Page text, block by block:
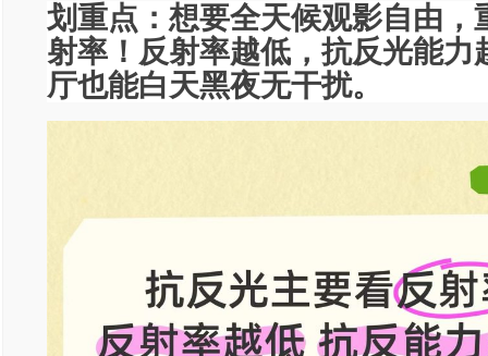
划重点：想要全天候观影自由，
射率！反射率越低，抗反光能力
厅也能白天黑夜无干扰。